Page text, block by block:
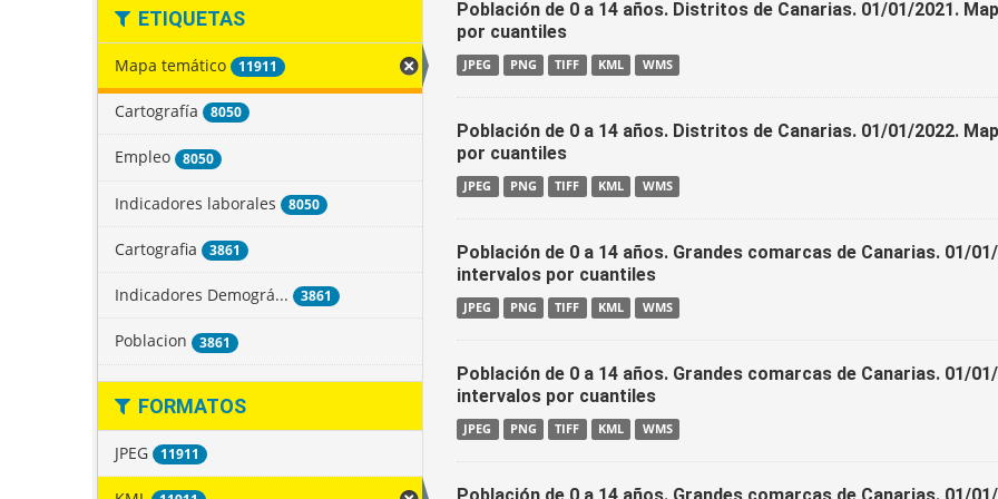
ETIQUETAS
Mapa temático 11911
Cartografía 8050
Empleo 8050
Indicadores laborales 8050
Cartografia 3861
Indicadores Demográ... 3861
Poblacion 3861
FORMATOS
JPEG 11911
Población de 0 a 14 años. Distritos de Canarias. 01/01/2021.
por cuantiles
JPEG PNG TIFF KML WMS
Población de 0 a 14 años. Distritos de Canarias. 01/01/2022.
por cuantiles
JPEG PNG TIFF KML WMS
Población de 0 a 14 años. Grandes comarcas de Canarias. 01/
intervalos por cuantiles
JPEG PNG TIFF KML WMS
Población de 0 a 14 años. Grandes comarcas de Canarias. 01/
intervalos por cuantiles
JPEG PNG TIFF KML WMS